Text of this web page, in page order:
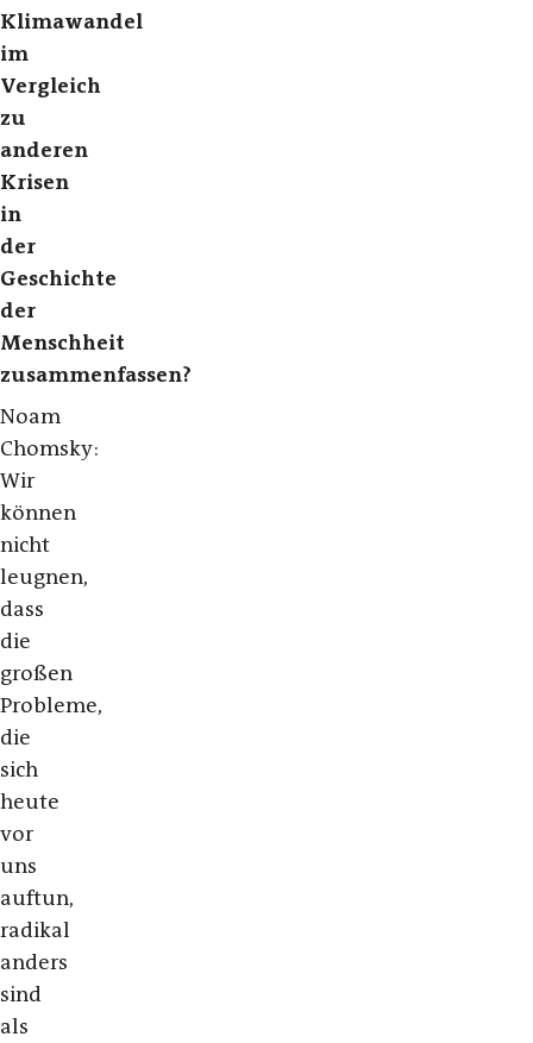
Klimawandel
im
Vergleich
zu
anderen
Krisen
in
der
Geschichte
der
Menschheit
zusammenfassen?
Noam
Chomsky:
Wir
können
nicht
leugnen,
dass
die
großen
Probleme,
die
sich
heute
vor
uns
auftun,
radikal
anders
sind
als